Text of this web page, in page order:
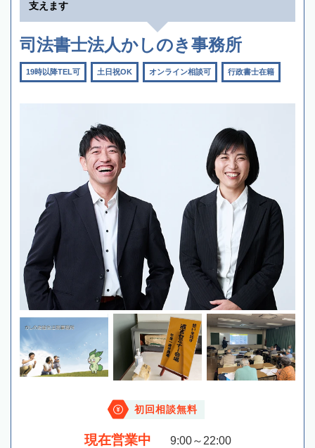
支えます
司法書士法人かしのき事務所
19時以降TEL可 土日祝OK オンライン相談可 行政書士在籍
初回相談無料
現在営業中 9:00～22:00